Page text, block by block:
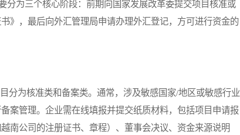
为三个核心阶段：前期向国家发展改革委提交项目核准或
》，最后向外汇管理局申请办理外汇登记，方可进行资金的
为核准类和备案类。通常，涉及敏感国家/地区或敏感行业
案管理。企业需在线填报并提交纸质材料，包括项目申请报
南公司的注册证书、章程）、董事会决议、资金来源说明